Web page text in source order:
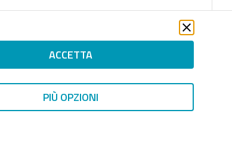
ACCETTA
PIÙ OPZIONI